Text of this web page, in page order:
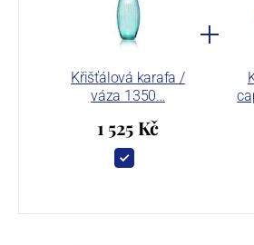
Křišťálová karafa /
váza 1350…
1 525 Kč